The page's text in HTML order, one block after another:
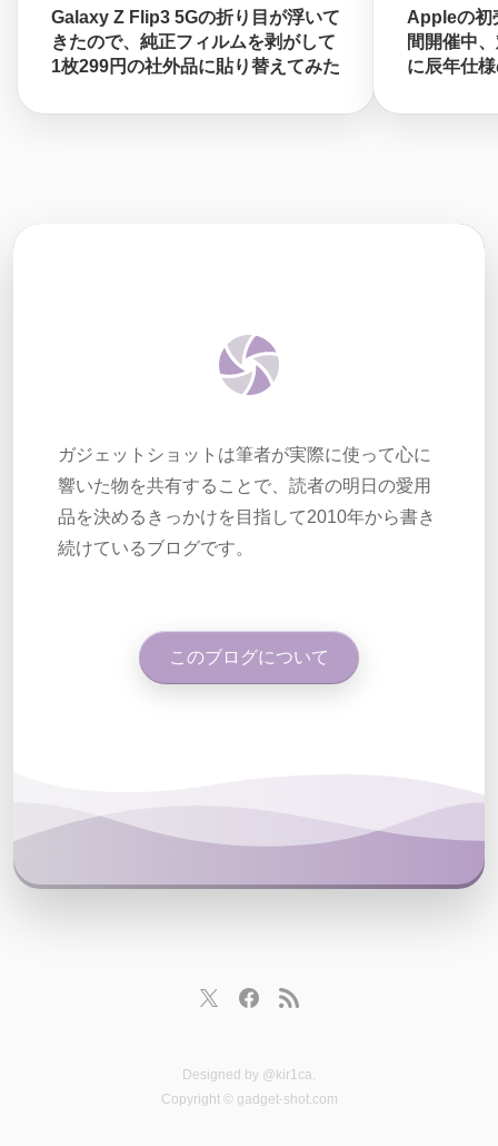
Galaxy Z Flip3 5Gの折り目が浮いて
きたので、純正フィルムを剥がして
1枚299円の社外品に貼り替えてみた
Appleの初
間開催中
に辰年仕
ガジェットショットは筆者が実際に使って心に
響いた物を共有することで、読者の明日の愛用
品を決めるきっかけを目指して2010年から書き
続けているブログです。
このブログについて
Designed by @kir1ca
Copyright © gadget-shot.com